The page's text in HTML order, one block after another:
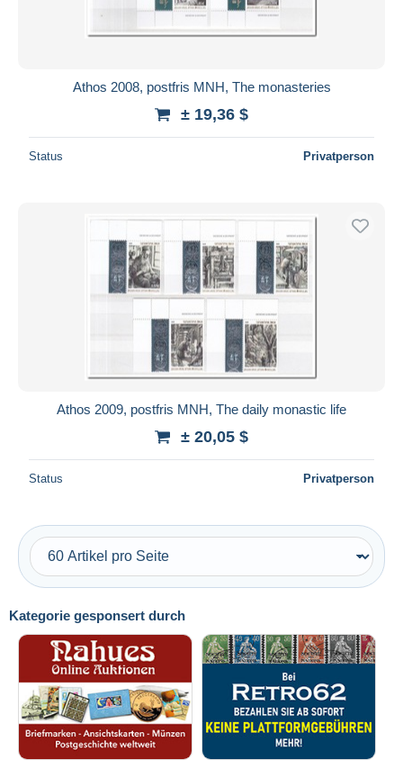
Kategorie gesponsert durch
Athos 2008, postfris MNH, The monasteries
± 19,36 $
Status Privatperson
Athos 2009, postfris MNH, The daily monastic life
± 20,05 $
Status Privatperson